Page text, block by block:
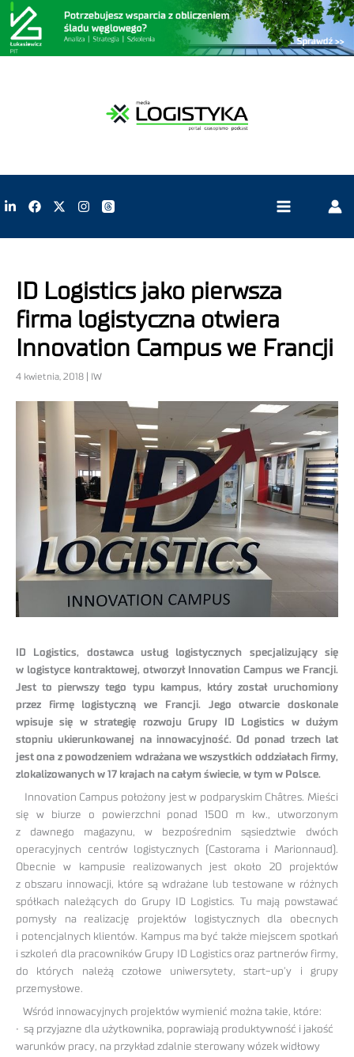
ID Logistics jako pierwsza
firma logistyczna otwiera
Innovation Campus we Francji
4 kwietnia, 2018 | IW
ID Logistics, dostawca usług logistycznych specjalizujący się
w logistyce kontraktowej, otworzył Innovation Campus we Francji.
Jest to pierwszy tego typu kampus, który został uruchomiony
przez firmę logistyczną we Francji. Jego otwarcie doskonale
wpisuje się w strategię rozwoju Grupy ID Logistics w dużym
stopniu ukierunkowanej na innowacyjność. Od ponad trzech lat
jest ona z powodzeniem wdrażana we wszystkich oddziałach firmy,
zlokalizowanych w 17 krajach na całym świecie, w tym w Polsce.
Innovation Campus położony jest w podparyskim Châtres. Mieści
się w biurze o powierzchni ponad 1500 m kw., utworzonym
z dawnego magazynu, w bezpośrednim sąsiedztwie dwóch
operacyjnych centrów logistycznych (Castorama i Marionnaud).
Obecnie w kampusie realizowanych jest około 20 projektów
z obszaru innowacji, które są wdrażane lub testowane w różnych
spółkach należących do Grupy ID Logistics. Tu mają powstawać
pomysły na realizację projektów logistycznych dla obecnych
i potencjalnych klientów. Kampus ma być także miejscem spotkań
i szkoleń dla pracowników Grupy ID Logistics oraz partnerów firmy,
do których należą czołowe uniwersytety, start-up’y i grupy
przemysłowe.
Wśród innowacyjnych projektów wymienić można takie, które:
• są przyjazne dla użytkownika, poprawiają produktywność i jakość
warunków pracy, na przykład zdalnie sterowany wózek widłowy